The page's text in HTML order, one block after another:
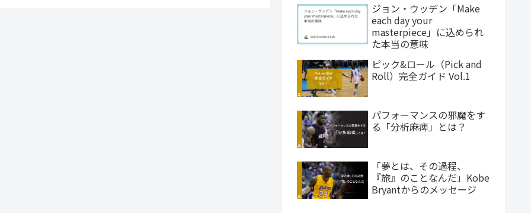
ジョン・ウッデン「Make
each day your
masterpiece」に込められ
た本当の意味
ピック&ロール（Pick and
Roll）完全ガイド Vol.1
パフォーマンスの邪魔をす
る「分析麻痺」とは？
「夢とは、その過程、
『旅』のことなんだ」Kobe
Bryantからのメッセージ